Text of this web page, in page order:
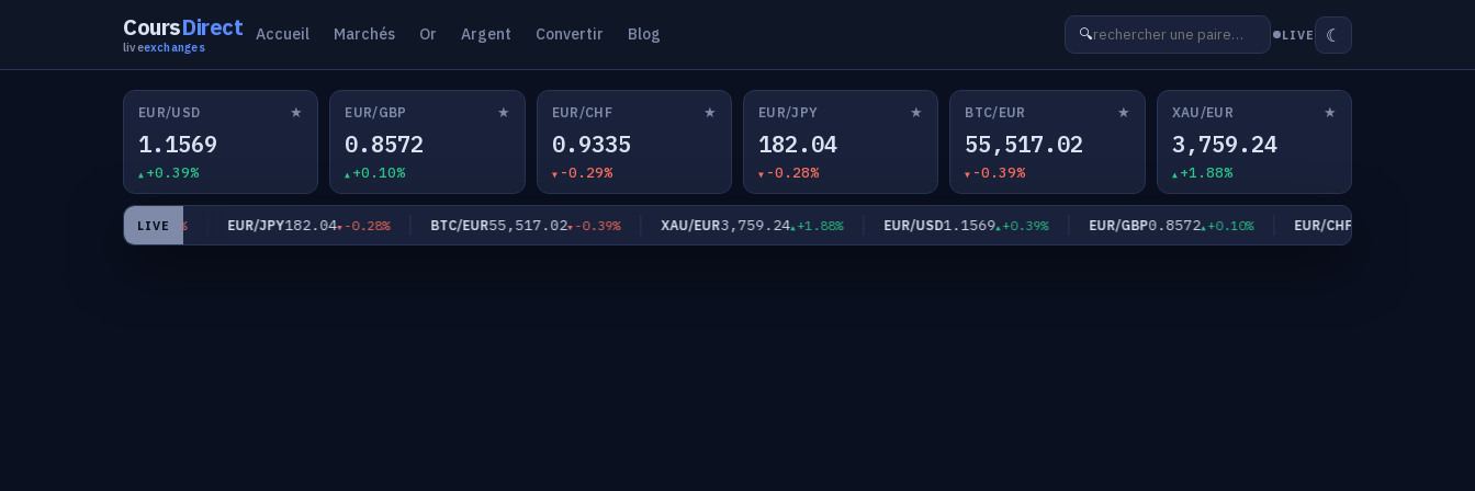
CoursDirect
liveexchanges
Accueil Marchés Or Argent Convertir Blog 🔍 LIVE ☾
EUR/USD ★
1.1569
+0.39%
EUR/GBP ★
0.8572
+0.10%
EUR/CHF ★
0.9335
-0.29%
EUR/JPY ★
182.04
-0.28%
BTC/EUR ★
55,517.02
-0.39%
XAU/EUR ★
3,759.24
+1.88%
LIVE
-0.29% EUR/JPY182.04 -0.28% BTC/EUR55,517.02 -0.39% XAU/EUR3,759.24 +1.88% EUR/USD1.1569 +0.39% EUR/GBP0.8572 +0.10% EUR/CHF0.9335